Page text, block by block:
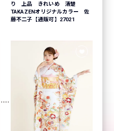
り 上品 きれいめ 清楚
TAKAZENオリジナルカラー 佐
藤不二子【通販可】27021